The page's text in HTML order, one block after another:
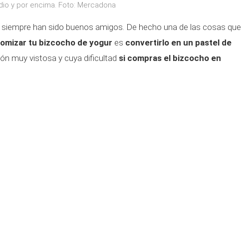
y por encima. Foto: Mercadona
han sido buenos amigos. De hecho una de las cosas que
tu bizcocho de yogur es convertirlo en un pastel de
muy vistosa y cuya dificultad si compras el bizcocho en